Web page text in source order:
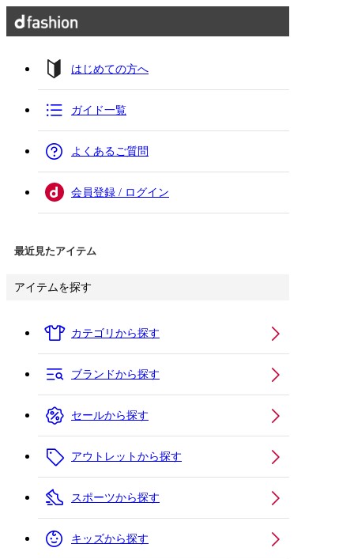
はじめての方へ
ガイド一覧
よくあるご質問
会員登録 / ログイン
最近見たアイテム
アイテムを探す
カテゴリから探す
ブランドから探す
セールから探す
アウトレットから探す
スポーツから探す
キッズから探す